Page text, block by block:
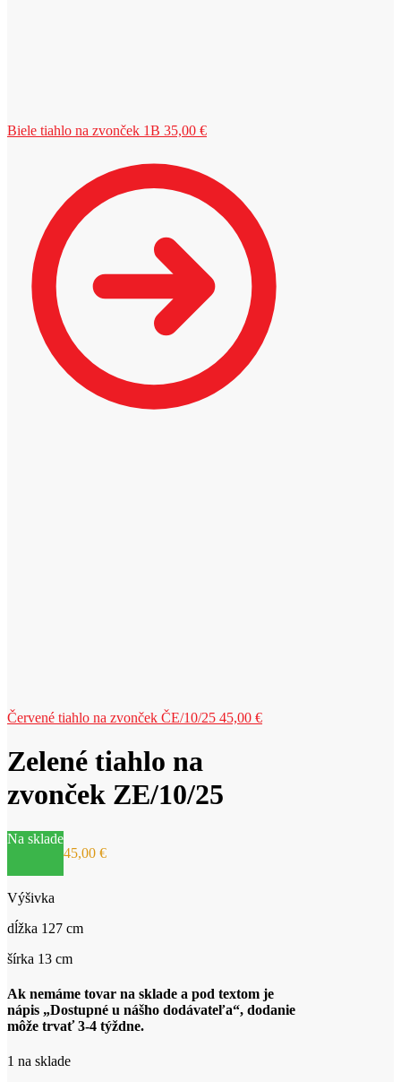
Biele tiahlo na zvonček 1B 35,00 €
Červené tiahlo na zvonček ČE/10/25 45,00 €
Zelené tiahlo na
zvonček ZE/10/25
Na sklade
45,00 €
Výšivka
dĺžka 127 cm
šírka 13 cm
Ak nemáme tovar na sklade a pod textom je
nápis „Dostupné u nášho dodávateľa“, dodanie
môže trvať 3-4 týždne.
1 na sklade